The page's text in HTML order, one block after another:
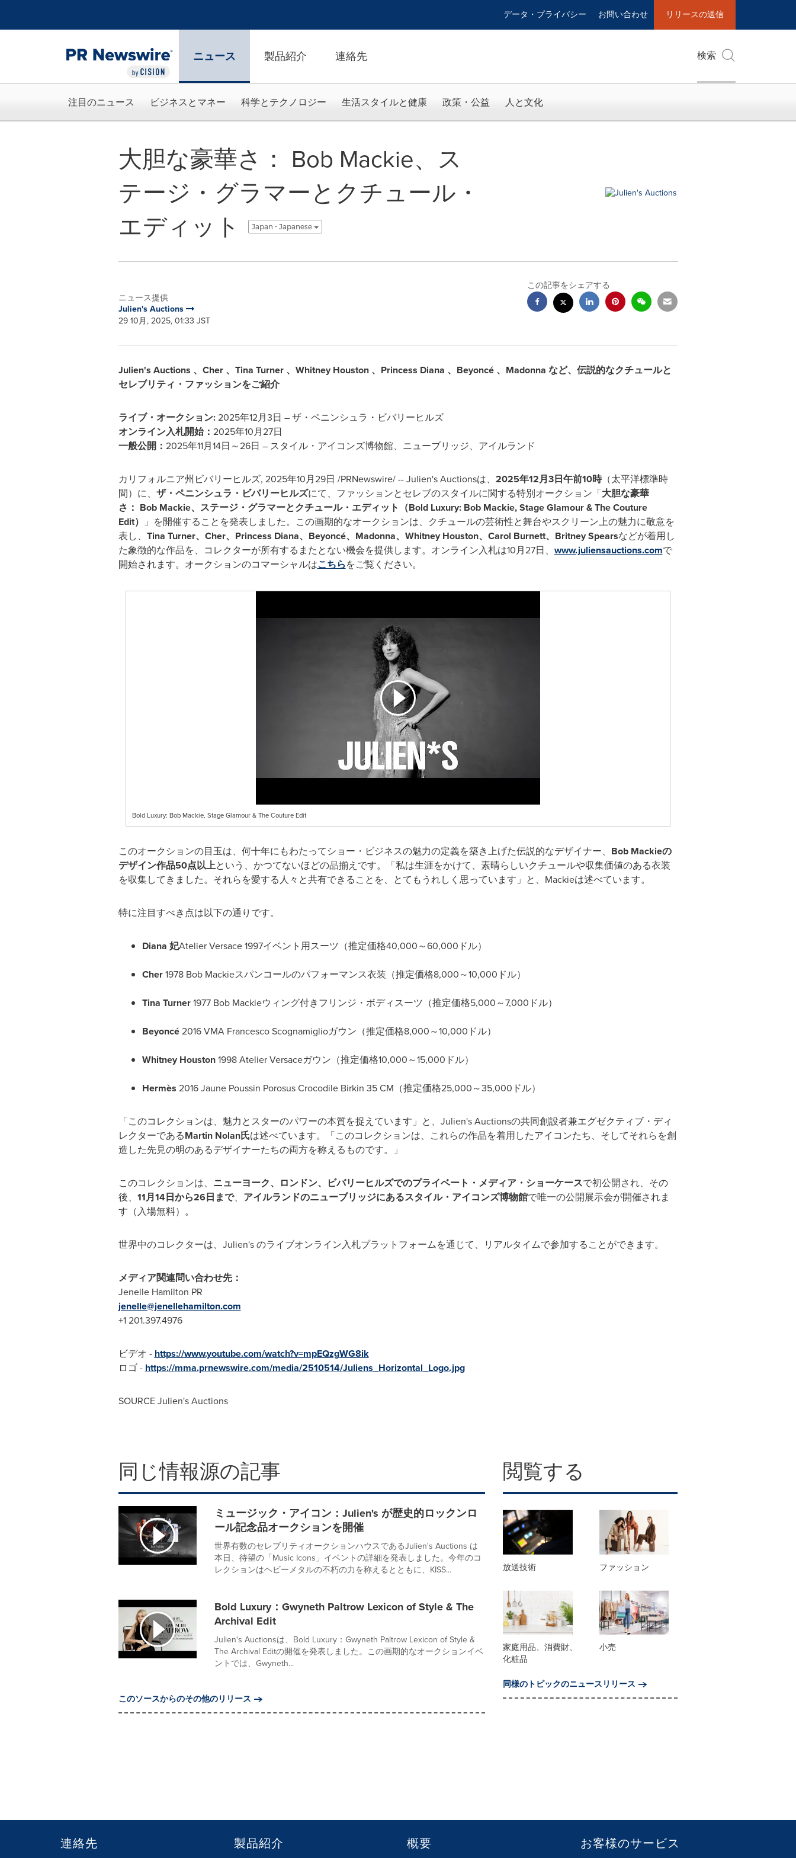
データ・プライバシー お問い合わせ リリースの送信
ニュース 製品紹介 連絡先 検索
注目のニュース ビジネスとマネー 科学とテクノロジー 生活スタイルと健康 政策・公益 人と文化
大胆な豪華さ： Bob Mackie、ス
テージ・グラマーとクチュール・
エディット
Japan - Japanese
ニュース提供
Julien's Auctions
29 10月, 2025, 01:33 JST
この記事をシェアする
Julien's Auctions 、Cher 、Tina Turner 、Whitney Houston 、Princess Diana 、Beyoncé 、Madonna など、伝説的なクチュールと
セレブリティ・ファッションをご紹介
ライブ・オークション:2025年12月3日 – ザ・ペニンシュラ・ビバリーヒルズ
オンライン入札開始： 2025年10月27日
一般公開： 2025年11月14日～26日 – スタイル・アイコンズ博物館、ニューブリッジ、アイルランド
カリフォルニア州ビバリーヒルズ, 2025年10月29日 /PRNewswire/ -- Julien's Auctionsは、 2025年12月3日午前10時（太平洋標準時
間）に、 ザ・ペニンシュラ・ビバリーヒルズにて、ファッションとセレブのスタイルに関する特別オークション「大胆な豪華
さ： Bob Mackie、ステージ・グラマーとクチュール・エディット（Bold Luxury: Bob Mackie, Stage Glamour & The Couture
Edit）
」を開催することを発表しました。この画期的なオークションは、クチュールの芸術性と舞台やスクリーン上の魅力に敬意を
表し、 Tina Turner、Cher、Princess Diana、Beyoncé、Madonna、Whitney Houston、Carol Burnett、Britney Spearsなどが着用し
た象徴的な作品を、コレクターが所有するまたとない機会を提供します。オンライン入札は10月27日、 www.juliensauctions.comで
開始されます。オークションのコマーシャルはこちらをご覧ください。
Bold Luxury: Bob Mackie, Stage Glamour & The Couture Edit
このオークションの目玉は、何十年にもわたってショー・ビジネスの魅力の定義を築き上げた伝説的なデザイナー、 Bob Mackieの
デザイン作品50点以上という、かつてないほどの品揃えです。「私は生涯をかけて、素晴らしいクチュールや収集価値のある衣装
を収集してきました。それらを愛する人々と共有できることを、とてもうれしく思っています」と、Mackieは述べています。
特に注目すべき点は以下の通りです。
Diana 妃Atelier Versace 1997イベント用スーツ（推定価格40,000～60,000ドル）
Cher1978 Bob Mackieスパンコールのパフォーマンス衣装（推定価格8,000～10,000ドル）
Tina Turner1977 Bob Mackieウィング付きフリンジ・ボディスーツ（推定価格5,000～7,000ドル）
Beyoncé2016 VMA Francesco Scognamiglioガウン（推定価格8,000～10,000ドル）
Whitney Houston1998 Atelier Versaceガウン（推定価格10,000～15,000ドル）
Hermès 2016 Jaune Poussin Porosus Crocodile Birkin 35 CM（推定価格25,000～35,000ドル）
「このコレクションは、魅力とスターのパワーの本質を捉えています」と、Julien's Auctionsの共同創設者兼エグゼクティブ・ディ
レクターであるMartin Nolan氏は述べています。「このコレクションは、これらの作品を着用したアイコンたち、そしてそれらを創
造した先見の明のあるデザイナーたちの両方を称えるものです。」
このコレクションは、 ニューヨーク、ロンドン、ビバリーヒルズでのプライベート・メディア・ショーケースで初公開され、その
後、 11月14日から26日まで、 アイルランドのニューブリッジにあるスタイル・アイコンズ博物館で唯一の公開展示会が開催されま
す（入場無料）。
世界中のコレクターは、Julien's のライブオンライン入札プラットフォームを通じて、リアルタイムで参加することができます。
メディア関連問い合わせ先：
Jenelle Hamilton PR
jenelle@jenellehamilton.com
+1 201.397.4976
ビデオ - https://www.youtube.com/watch?v=mpEQzgWG8ik
ロゴ - https://mma.prnewswire.com/media/2510514/Juliens_Horizontal_Logo.jpg
SOURCE Julien's Auctions
同じ情報源の記事
ミュージック・アイコン：Julien's が歴史的ロックンロ
ール記念品オークションを開催
世界有数のセレブリティオークションハウスであるJulien's Auctions は
本日、待望の「Music Icons」イベントの詳細を発表しました。今年のコ
レクションはヘビーメタルの不朽の力を称えるとともに、KISS...
Bold Luxury：Gwyneth Paltrow Lexicon of Style & The
Archival Edit
Julien's Auctionsは、Bold Luxury：Gwyneth Paltrow Lexicon of Style &
The Archival Editの開催を発表しました。この画期的なオークションイベ
ントでは、Gwyneth...
このソースからのその他のリリース
閲覧する
放送技術 ファッション
家庭用品、消費財、
化粧品
小売
同様のトピックのニュースリリース
連絡先 製品紹介 概要 お客様のサービス